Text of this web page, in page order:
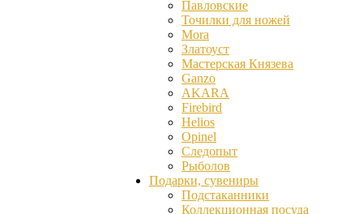
Павловские
Точилки для ножей
Mora
Златоуст
Мастерская Князева
Ganzо
AKARA
Firebird
Helios
Opinel
Следопыт
Рыболов
Подарки, сувениры
Подстаканники
Коллекционная посуда